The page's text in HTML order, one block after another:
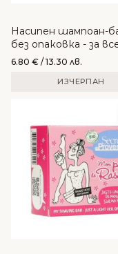
Насипен шампоан-
без опаковка - за
тип коса
6.80 € / 13.30 лв.
ИЗЧЕРПАН